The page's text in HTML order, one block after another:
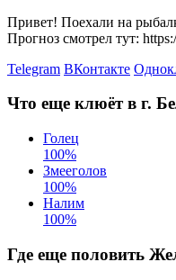
Привет! Поехали на
Прогноз смотрел тут:
Telegram ВКонтакте
Что еще клюёт в г.
Голец
100%
Змееголов
100%
Налим
100%
Где еще половить